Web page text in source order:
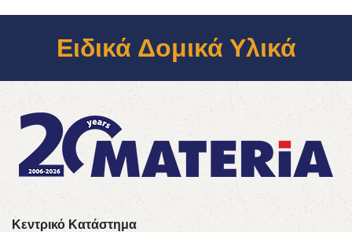
Ειδικά Δομικά Υλικά
Κεντρικό Κατάστημα